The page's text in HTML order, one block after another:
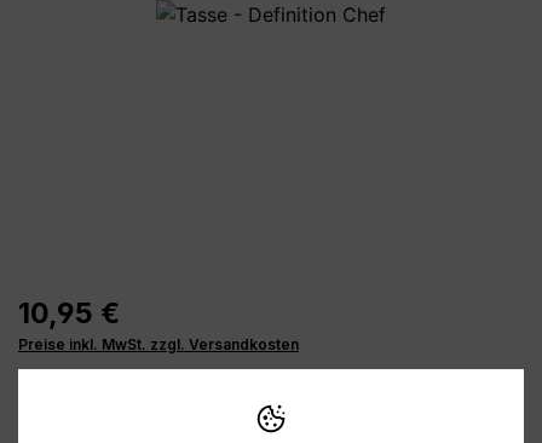
Bildergalerie überspringen
10,95 €
Preise inkl. MwSt. zzgl. Versandkosten
Verfügbar, Lieferzeit: 1-3 Tage